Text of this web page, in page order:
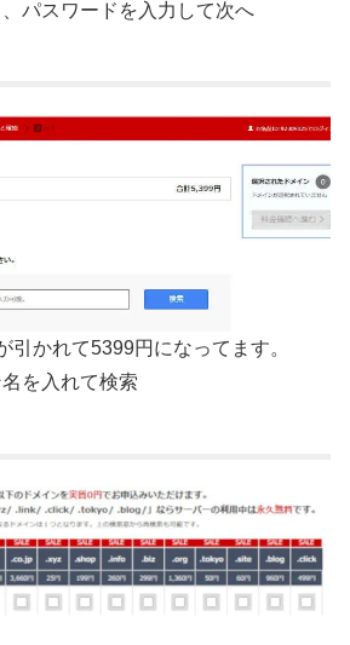
パスワードを入力して次へ
引かれて5399円になってます。
を入れて検索